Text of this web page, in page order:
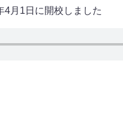
4月1日に開校しました